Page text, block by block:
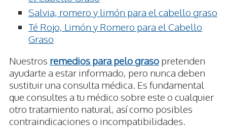
Salvia, romero y limón para el cabello graso
Té Rojo, Limón y Romero para el Cabello
Graso
Nuestros remedios para pelo graso pretenden
ayudarte a estar informado, pero nunca deben
sustituir una consulta médica. Es fundamental
que consultes a tu médico sobre este o cualquier
otro tratamiento natural, así como posibles
contraindicaciones o incompatibilidades.